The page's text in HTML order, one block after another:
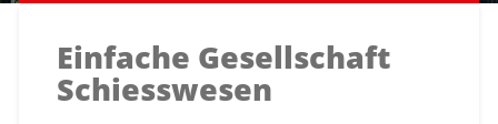
Einfache Gesellschaft
Schiesswesen